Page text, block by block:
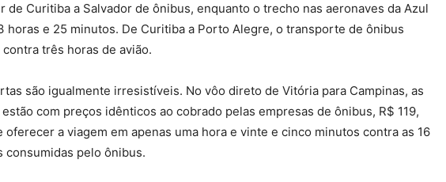
de Curitiba a Salvador de ônibus, enquanto o trecho nas aeronaves da Azul
horas e 25 minutos. De Curitiba a Porto Alegre, o transporte de ônibus
três horas de avião.
são igualmente irresistíveis. No vôo direto de Vitória para Campinas, as
com preços idênticos ao cobrado pelas empresas de ônibus, R$ 119,
oferecer a viagem em apenas uma hora e vinte e cinco minutos contra as 16
consumidas pelo ônibus.